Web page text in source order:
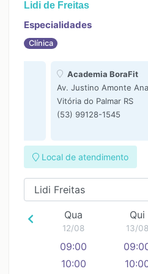
Lidi de Freitas
Especialidades
Clínica
Academia BoraFit
Av. Justino Amonte
Vitória do Palmar RS
(53) 99128-1545
Local de atendimento
Qua
12/08
09:00
10:00
Qui
13/08